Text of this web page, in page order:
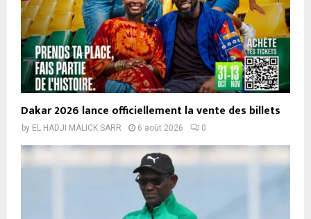
Dakar 2026 lance officiellement la vente des billets
by EL HADJI MALICK SARR 6 août 2026 0